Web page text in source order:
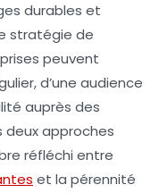
durables et
stratégie de
peuvent
d’une audience
auprès des
deux approches
réfléchi entre
et la pérennité